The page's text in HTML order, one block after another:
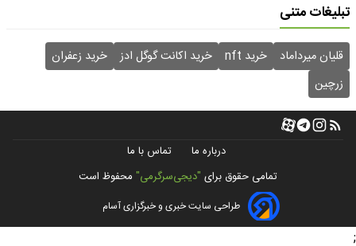
تبلیغات متنی
قلیان میرداماد خرید nft خرید اکانت گوگل ادز
خرید زعفران
زرچین
درباره ما
تماس با ما
تمامی حقوق برای "دیجی‌سرگرمی" محفوظ است
طراحی سایت خبری و خبرگزاری آسام
;